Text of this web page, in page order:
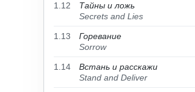
1.12
Тайны и ложь
Secrets and Lies
1.13
Горевание
Sorrow
1.14
Встань и расскажи
Stand and Deliver